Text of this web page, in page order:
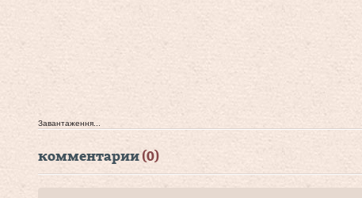
Завантаження...
комментарии (0)